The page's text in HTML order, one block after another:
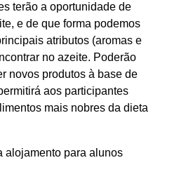
terão a oportunidade de
e de que forma podemos
atributos (aromas e
no azeite. Poderão
novos produtos à base de
aos participantes
mais nobres da dieta
alojamento para alunos